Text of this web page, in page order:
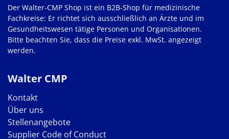
Walter CMP
Kontakt
Über uns
Stellenangebote
Supplier Code of Conduct
Der Walter-CMP Shop ist ein B2B-Shop für medizinische
Fachkreise: Er richtet sich ausschließlich an Ärzte und im
Gesundheitswesen tätige Personen und Organisationen.
Bitte beachten Sie, dass die Preise exkl. MwSt. angezeigt
werden.